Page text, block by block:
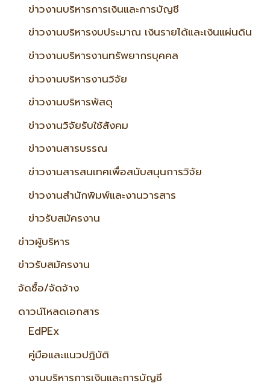
ข่าวงานบริหารการเงินและการบัญชี
ข่าวงานบริหารงบประมาณ เงินรายได้และเงินแผ่นดิน
ข่าวงานบริหารงานทรัพยากรบุคคล
ข่าวงานบริหารงานวิจัย
ข่าวงานบริหารพัสดุ
ข่าวงานวิจัยรับใช้สังคม
ข่าวงานสารบรรณ
ข่าวงานสารสนเทศเพื่อสนับสนุนการวิจัย
ข่าวงานสำนักพิมพ์และงานวารสาร
ข่าวรับสมัครงาน
ข่าวผู้บริหาร
ข่าวรับสมัครงาน
จัดซื้อ/จัดจ้าง
ดาวน์โหลดเอกสาร
EdPEx
คู่มือและแนวปฏิบัติ
งานบริหารการเงินและการบัญชี